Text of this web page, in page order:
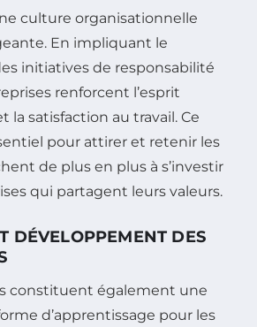
culture organisationnelle
En impliquant le
initiatives de responsabilité
renforcent l’esprit
la satisfaction au travail. Ce
pour attirer et retenir les
de plus en plus à s’investir
qui partagent leurs valeurs.
DÉVELOPPEMENT DES
constituent également une
d’apprentissage pour les